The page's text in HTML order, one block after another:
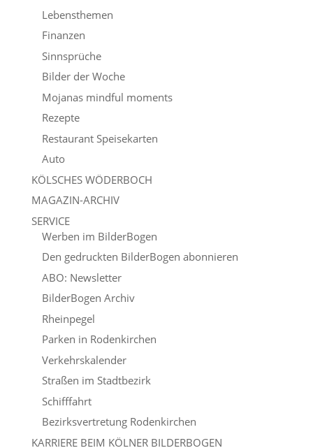
Lebensthemen
Finanzen
Sinnsprüche
Bilder der Woche
Mojanas mindful moments
Rezepte
Restaurant Speisekarten
Auto
KÖLSCHES WÖDERBOCH
MAGAZIN-ARCHIV
SERVICE
Werben im BilderBogen
Den gedruckten BilderBogen abonnieren
ABO: Newsletter
BilderBogen Archiv
Rheinpegel
Parken in Rodenkirchen
Verkehrskalender
Straßen im Stadtbezirk
Schifffahrt
Bezirksvertretung Rodenkirchen
KARRIERE BEIM KÖLNER BILDERBOGEN